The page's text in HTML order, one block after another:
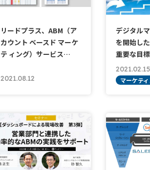
リードプラス、ABM（ア
カウント ベースド マーケ
テ ィング）サービス…
2021.08.12
デジタル
を開始し
重要な目
2021.02.15
マーケテ